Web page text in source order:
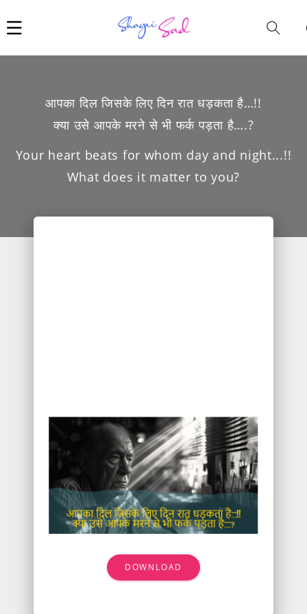
आपका दिल जिसके लिए दिन रात धड़कता है…!!
क्या उसे आपके मरने से भी फर्क पड़ता है….?
Your heart beats for whom day and night...!!
What does it matter to you?
DOWNLOAD